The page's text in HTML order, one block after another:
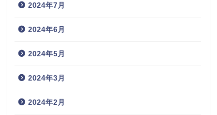
2024年7月
2024年6月
2024年5月
2024年3月
2024年2月